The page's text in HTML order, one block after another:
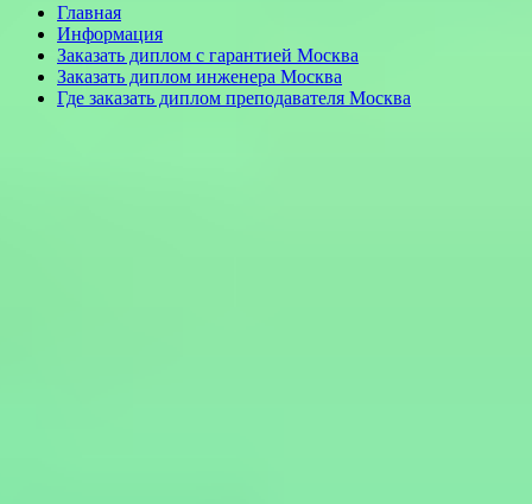
Главная
Информация
Заказать диплом с гарантией Москва
Заказать диплом инженера Москва
Где заказать диплом преподавателя Москва